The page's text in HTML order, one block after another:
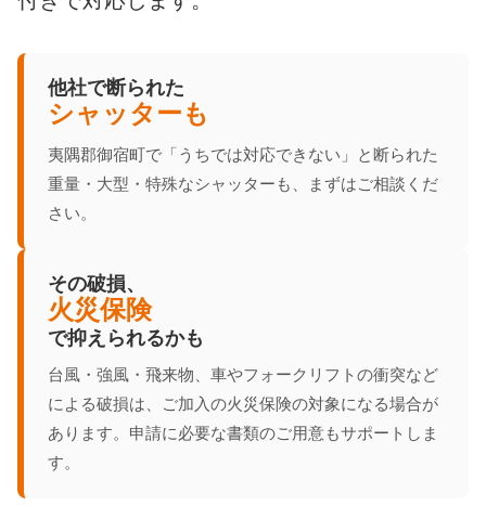
他社で断られた
シャッターも
夷隅郡御宿町で「うちでは対応できない」と断られた
重量・大型・特殊なシャッターも、まずはご相談くだ
さい。
その破損、
火災保険
で抑えられるかも
台風・強風・飛来物、車やフォークリフトの衝突など
による破損は、ご加入の火災保険の対象になる場合が
あります。申請に必要な書類のご用意もサポートしま
す。